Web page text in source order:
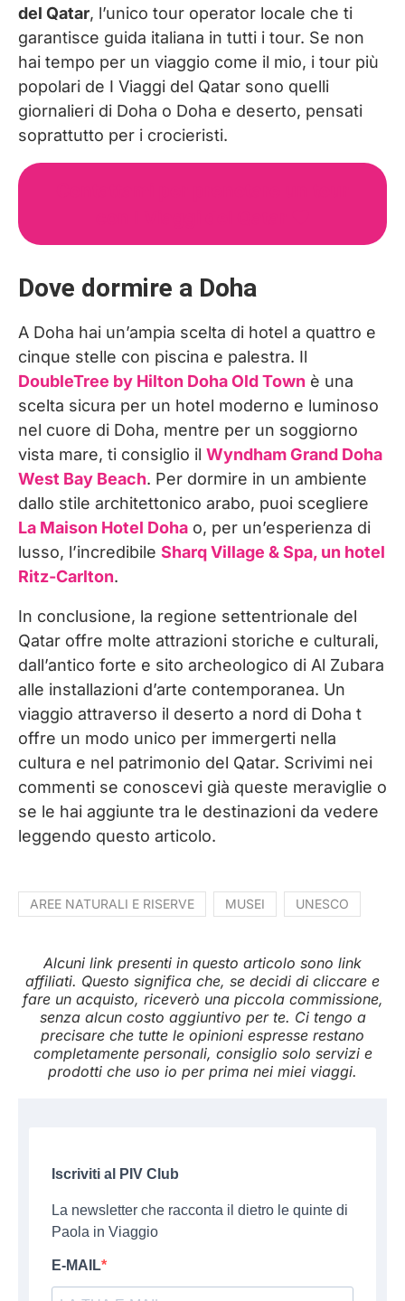
del Qatar, l’unico tour operator locale che ti
garantisce guida italiana in tutti i tour. Se non
hai tempo per un viaggio come il mio, i tour più
popolari de I Viaggi del Qatar sono quelli
giornalieri di Doha o Doha e deserto, pensati
soprattutto per i crocieristi.
Dove dormire a Doha
A Doha hai un’ampia scelta di hotel a quattro e
cinque stelle con piscina e palestra. Il
DoubleTree by Hilton Doha Old Town è una
scelta sicura per un hotel moderno e luminoso
nel cuore di Doha, mentre per un soggiorno
vista mare, ti consiglio il Wyndham Grand Doha
West Bay Beach. Per dormire in un ambiente
dallo stile architettonico arabo, puoi scegliere
La Maison Hotel Doha o, per un’esperienza di
lusso, l’incredibile Sharq Village & Spa, un hotel
Ritz-Carlton.
In conclusione, la regione settentrionale del
Qatar offre molte attrazioni storiche e culturali,
dall’antico forte e sito archeologico di Al Zubara
alle installazioni d’arte contemporanea. Un
viaggio attraverso il deserto a nord di Doha t
offre un modo unico per immergerti nella
cultura e nel patrimonio del Qatar. Scrivimi nei
commenti se conoscevi già queste meraviglie o
se le hai aggiunte tra le destinazioni da vedere
leggendo questo articolo.
AREE NATURALI E RISERVE MUSEI UNESCO
Alcuni link presenti in questo articolo sono link
affiliati. Questo significa che, se decidi di cliccare e
fare un acquisto, riceverò una piccola commissione,
senza alcun costo aggiuntivo per te. Ci tengo a
precisare che tutte le opinioni espresse restano
completamente personali, consiglio solo servizi e
prodotti che uso io per prima nei miei viaggi.
Iscriviti al PIV Club
La newsletter che racconta il dietro le quinte di
Paola in Viaggio
E-MAIL